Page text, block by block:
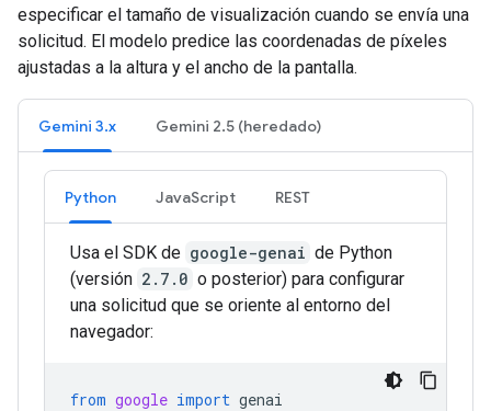
especificar el tamaño de visualización cuando se envía una
solicitud. El modelo predice las coordenadas de píxeles
ajustadas a la altura y el ancho de la pantalla.
Gemini 3.x Gemini 2.5 (heredado)
Python JavaScript REST
Usa el SDK de google-genai de Python
(versión 2.7.0 o posterior) para configurar
una solicitud que se oriente al entorno del
navegador:
from google import genai